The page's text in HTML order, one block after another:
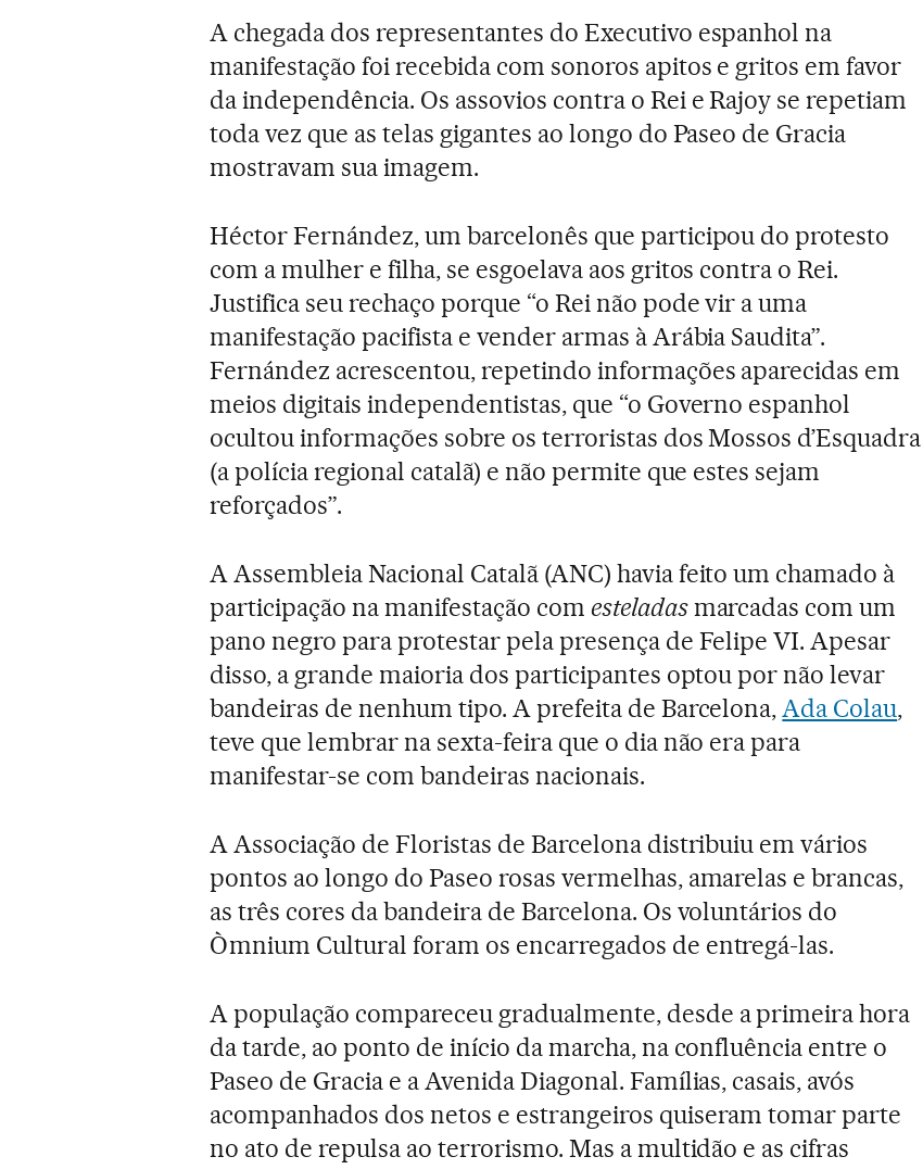
A chegada dos representantes do Executivo espanhol na
manifestação foi recebida com sonoros apitos e gritos em favor
da independência. Os assovios contra o Rei e Rajoy se repetiam
toda vez que as telas gigantes ao longo do Paseo de Gracia
mostravam sua imagem.
Héctor Fernández, um barcelonês que participou do protesto
com a mulher e filha, se esgoelava aos gritos contra o Rei.
Justifica seu rechaço porque “o Rei não pode vir a uma
manifestação pacifista e vender armas à Arábia Saudita”.
Fernández acrescentou, repetindo informações aparecidas em
meios digitais independentistas, que “o Governo espanhol
ocultou informações sobre os terroristas dos Mossos d’Esquadra
(a polícia regional catalã) e não permite que estes sejam
reforçados”.
A Assembleia Nacional Catalã (ANC) havia feito um chamado à
participação na manifestação com esteladasmarcadas com um
pano negro para protestar pela presença de Felipe VI. Apesar
disso, a grande maioria dos participantes optou por não levar
bandeiras de nenhum tipo. A prefeita de Barcelona, Ada Colau,
teve que lembrar na sexta-feira que o dia não era para
manifestar-se com bandeiras nacionais.
A Associação de Floristas de Barcelona distribuiu em vários
pontos ao longo do Paseo rosas vermelhas, amarelas e brancas,
as três cores da bandeira de Barcelona. Os voluntários do
Òmnium Cultural foram os encarregados de entregá-las.
A população compareceu gradualmente, desde a primeira hora
da tarde, ao ponto de início da marcha, na confluência entre o
Paseo de Gracia e a Avenida Diagonal. Famílias, casais, avós
acompanhados dos netos e estrangeiros quiseram tomar parte
no ato de repulsa ao terrorismo. Mas a multidão e as cifras